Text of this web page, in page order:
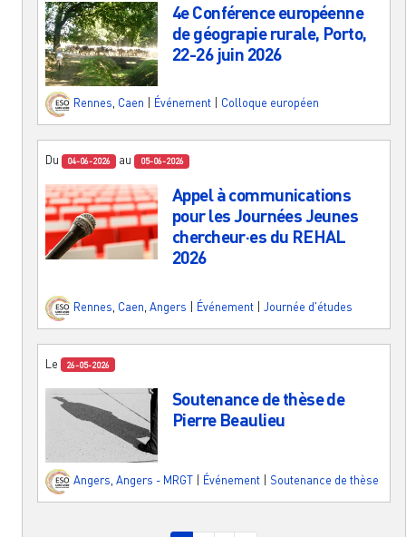
4e Conférence européenne
de géograpie rurale, Porto,
22-26 juin 2026
Rennes, Caen Événement Colloque européen
Du 04-06-2026 au 05-06-2026
Appel à communications
pour les Journées Jeunes
chercheur·es du REHAL
2026
Rennes Caen Angers Événement Journée d'études
Le 26-05-2026
Soutenance de thèse de
Pierre Beaulieu
Angers Angers - MRGT Événement Soutenance de thèse